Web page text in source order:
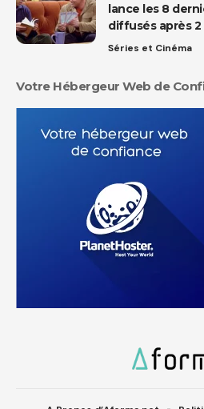
lance les 8
diffusés après
Séries et Cinéma
Votre Hébergeur Web de